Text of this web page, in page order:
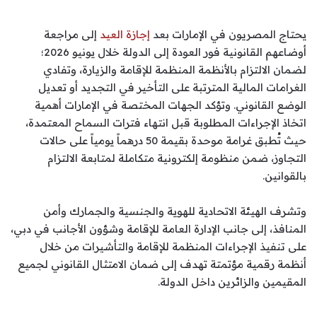
يحتاج المصريون في الإمارات بعد إجازة العيد إلى مراجعة
أوضاعهم القانونية فور العودة إلى الدولة خلال يونيو 2026؛
لضمان الالتزام بالأنظمة المنظمة للإقامة والزيارة، وتفادي
الغرامات المالية المترتبة على التأخير في التجديد أو تعديل
الوضع القانوني. وتؤكد الجهات المختصة في الإمارات أهمية
اتخاذ الإجراءات المطلوبة قبل انتهاء فترات السماح المعتمدة،
حيث تُطبق غرامة موحدة بقيمة 50 درهماً يومياً على حالات
التجاوز، ضمن منظومة إلكترونية متكاملة لمتابعة الالتزام
بالقوانين.
وتشرف الهيئة الاتحادية للهوية والجنسية والجمارك وأمن
المنافذ، إلى جانب الإدارة العامة للإقامة وشؤون الأجانب في دبي،
على تنفيذ الإجراءات المنظمة للإقامة والتأشيرات من خلال
أنظمة رقمية مؤتمتة تهدف إلى ضمان الامتثال القانوني لجميع
المقيمين والزائرين داخل الدولة.